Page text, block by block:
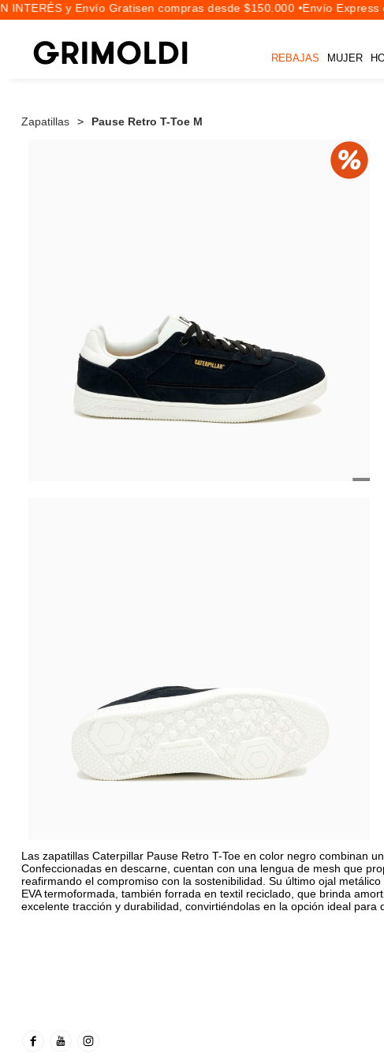
REBAJAS MUJER
y Envío Gratisen compras desde $150.000 •Envío Express
Zapatillas Pause Retro T-Toe M
Las zapatillas Caterpillar Pause Retro T-Toe en color negro combinan
Confeccionadas en descarne, cuentan con una lengua de mesh que
reafirmando el compromiso con la sostenibilidad. Su último ojal
EVA termoformada, también forrada en textil reciclado, que brinda
excelente tracción y durabilidad, convirtiéndolas en la opción ideal